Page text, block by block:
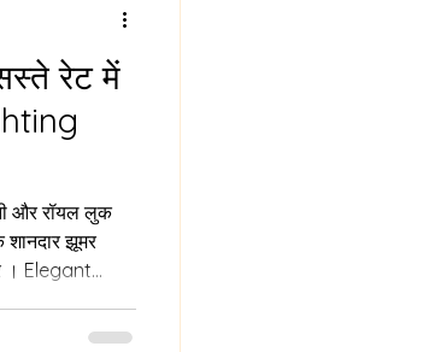
Design
रेट में
झूमर
Interior &